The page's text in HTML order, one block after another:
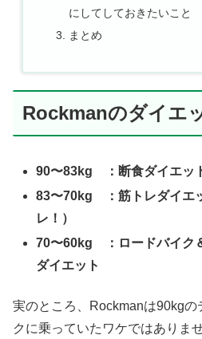
にしてしておきたいこと
まとめ
Rockmanのダイエ
90〜83kg ：断食ダイエッ
83〜70kg ：筋トレダイエ
レ！）
70〜60kg ：ロードバイク
ダイエット
実のところ、Rockmanは90kgの
クに乗っていたワケではありま